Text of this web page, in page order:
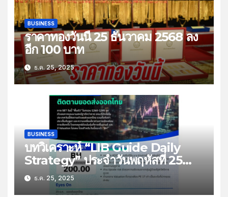
BUSINESS
ราคาทองวันนี้ 25 ธันวาคม 2568 ลง
อีก 100 บาท
ธ.ค. 25, 2025
BUSINESS
บทวิเคราะห์ “LIB Guide Daily
Strategy” ประจำวันพฤหัสที่ 25
ธันวาคม 2568 หัวข้อ “ติดตามยอด
ส่งออกไทย”
ธ.ค. 25, 2025